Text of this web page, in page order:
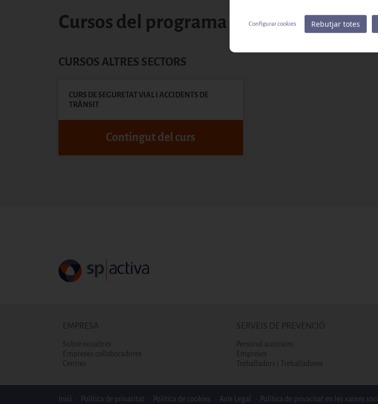
Cursos del programa
CURSOS ALTRES SECTORS
CURS DE SEGURETAT VIAL I ACCIDENTS DE
TRÀNSIT
Contingut del curs
EMPRESA
Sobre nosaltres
Empreses col·laboradores
Centres
SERVEIS DE PREVENCIÓ
Personal autònom
Empreses
Treballadors i Treballadores
Enlaces bottom footer
Inici Política de privacitat Política de cookies Avís Legal Política de privacitat en les xarxes
Configurar cookies Rebutjar totes